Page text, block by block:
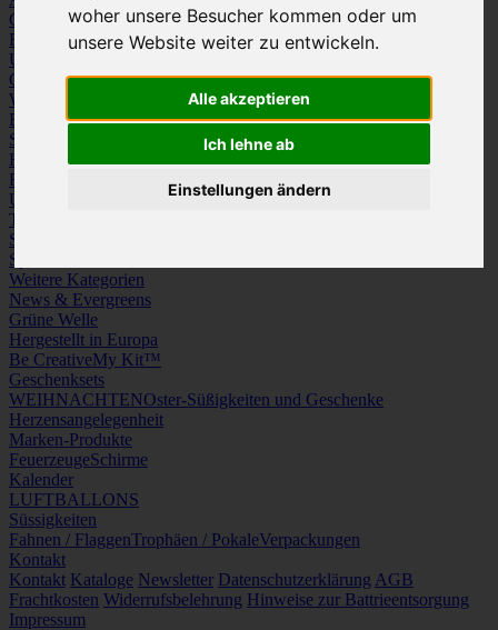
woher unsere Besucher kommen oder um
unsere Website weiter zu entwickeln.
Alle akzeptieren
Ich lehne ab
Einstellungen ändern
Caps
Mützen und Schals
FrottierwareKissen & Tischwäsche
Underwear
Gürtel
Schuhe
Werbeartikel
Büro
SchreibgeräteMedien
Schlüsselanhänger & ChiphalterLanyards, Armbänder & Pins
Haushalt
Werkzeuge & Messer
Freizeit, Reisen, Outdoor
Strand & Camping
Uhren
Taschen
Schlüsseletuis & Brieftaschen
Spiele
Weitere Kategorien
News & Evergreens
Grüne Welle
Hergestellt in Europa
Be CreativeMy Kit™
Geschenksets
WEIHNACHTENOster-Süßigkeiten und Geschenke
Herzensangelegenheit
Marken-Produkte
FeuerzeugeSchirme
Kalender
LUFTBALLONS
Süssigkeiten
Fahnen / FlaggenTrophäen / PokaleVerpackungen
Kontakt
Kontakt Kataloge Newsletter Datenschutzerklärung AGB
Frachtkosten Widerrufsbelehrung Hinweise zur Battrieentsorgung
Impressum